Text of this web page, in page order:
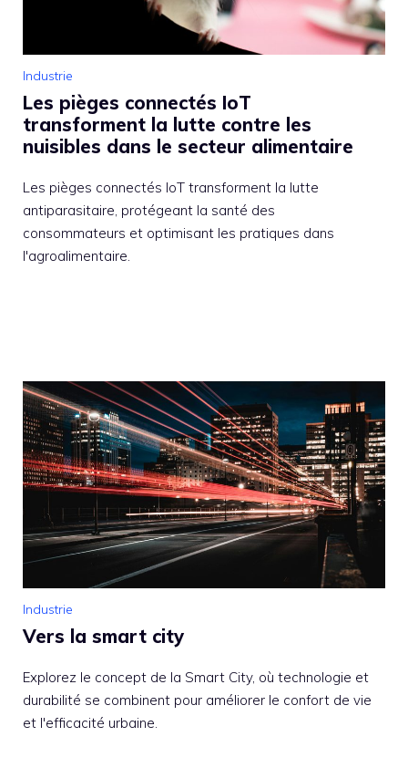
Industrie
Les pièges connectés IoT
transforment la lutte contre les
nuisibles dans le secteur alimentaire
Les pièges connectés IoT transforment la lutte
antiparasitaire, protégeant la santé des
consommateurs et optimisant les pratiques dans
l'agroalimentaire.
Industrie
Vers la smart city
Explorez le concept de la Smart City, où technologie et
durabilité se combinent pour améliorer le confort de vie
et l'efficacité urbaine.